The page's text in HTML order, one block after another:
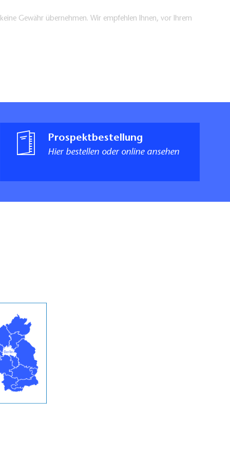
Gewähr übernehmen. Wir empfehlen Ihnen, vor Ihrem
Prospektbestellung
Hier bestellen oder online ansehen